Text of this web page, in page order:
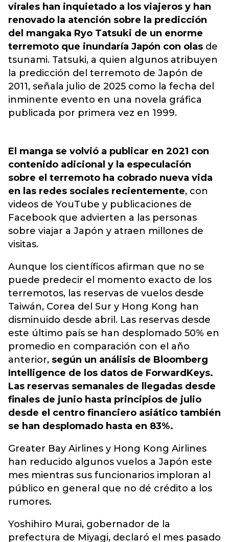
virales han inquietado a los viajeros y han
renovado la atención sobre la predicción
del mangaka Ryo Tatsuki de un enorme
terremoto que inundaría Japón con olas de
tsunami. Tatsuki, a quien algunos atribuyen
la predicción del terremoto de Japón de
2011, señala julio de 2025 como la fecha del
inminente evento en una novela gráfica
publicada por primera vez en 1999.
El manga se volvió a publicar en 2021 con
contenido adicional y la especulación
sobre el terremoto ha cobrado nueva vida
en las redes sociales recientemente, con
videos de YouTube y publicaciones de
Facebook que advierten a las personas
sobre viajar a Japón y atraen millones de
visitas.
Aunque los científicos afirman que no se
puede predecir el momento exacto de los
terremotos, las reservas de vuelos desde
Taiwán, Corea del Sur y Hong Kong han
disminuido desde abril. Las reservas desde
este último país se han desplomado 50% en
promedio en comparación con el año
anterior, según un análisis de Bloomberg
Intelligence de los datos de ForwardKeys.
Las reservas semanales de llegadas desde
finales de junio hasta principios de julio
desde el centro financiero asiático también
se han desplomado hasta en 83%.
Greater Bay Airlines y Hong Kong Airlines
han reducido algunos vuelos a Japón este
mes mientras sus funcionarios imploran al
público en general que no dé crédito a los
rumores.
Yoshihiro Murai, gobernador de la
prefectura de Miyagi, declaró el mes pasado